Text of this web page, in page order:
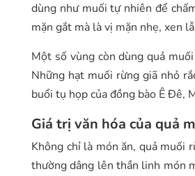
dùng như muối tự nhiên để
mặn gắt mà là vị mặn nhẹ, xen
Một số vùng còn dùng quả
Những hạt muối rừng giã nhỏ
buổi tụ họp của đồng bào Ê Đê,
Giá trị văn hóa của quả
Không chỉ là món ăn, quả muối
thường dâng lên thần linh món